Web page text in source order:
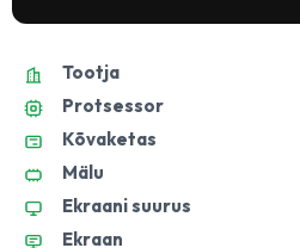
Tootja
Protsessor
Kõvaketas
Mälu
Ekraani suurus
Ekraan